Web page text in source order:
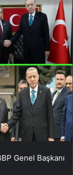
Genel Başkanı